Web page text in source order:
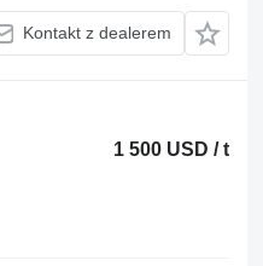
Kontakt z dealerem
1 500 USD / t